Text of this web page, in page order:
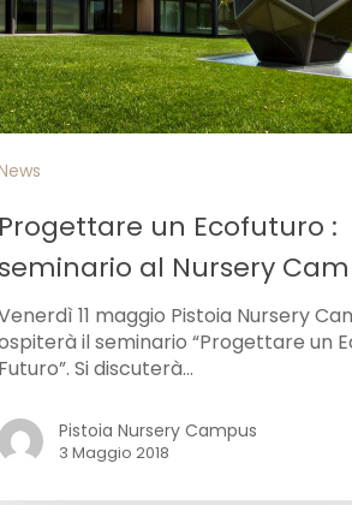
Progettare un Ecofuturo :
seminario al Nursery
11 maggio Pistoia Nursery
il seminario “Progettare un
Futuro”. Si discuterà…
Pistoia Nursery Campus
3 Maggio 2018